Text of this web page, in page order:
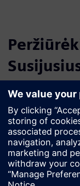
Papildoma
More information
Išankstinės
None